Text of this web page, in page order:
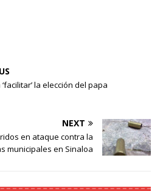
la elección del papa
NEXT
en ataque contra la
municipales en Sinaloa